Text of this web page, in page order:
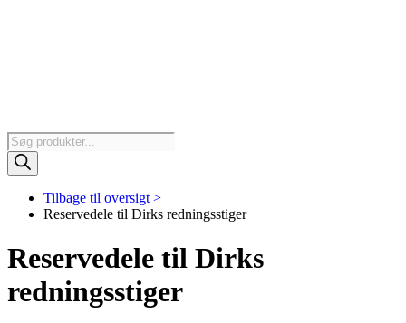
Products
search
Tilbage til oversigt >
Reservedele til Dirks redningsstiger
Reservedele til Dirks
redningsstiger